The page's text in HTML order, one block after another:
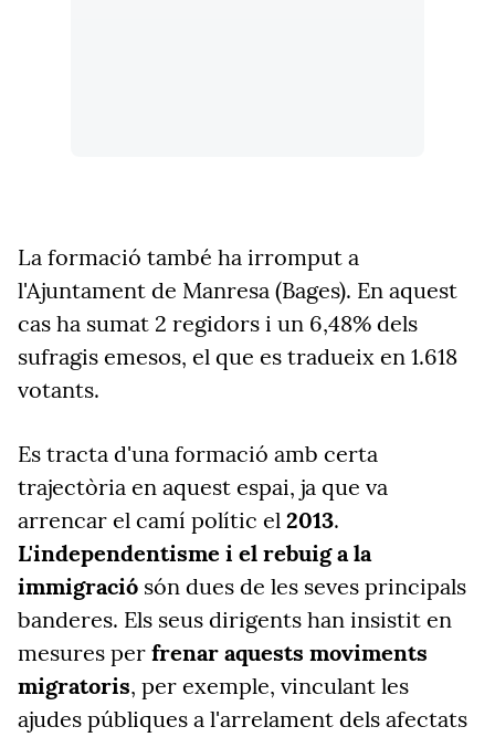
La formació també ha irromput a
l'Ajuntament de Manresa (Bages). En aquest
cas ha sumat 2 regidors i un 6,48% dels
sufragis emesos, el que es tradueix en 1.618
votants.
Es tracta d'una formació amb certa
trajectòria en aquest espai, ja que va
arrencar el camí polític el 2013.
L'independentisme i el rebuig a la
immigració són dues de les seves principals
banderes. Els seus dirigents han insistit en
mesures per frenar aquests moviments
migratoris, per exemple, vinculant les
ajudes públiques a l'arrelament dels afectats